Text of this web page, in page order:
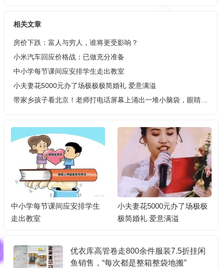
相关文章
房价下跌：富人与穷人，谁将更受影响？
小米汽车回应价格战：已做充分准备
中小学每节课间应安排学生走出教室
小夫妻花5000元办了场极极极简婚礼 爱意满溢
带家乡孩子看北京！老师打电话屏幕上涌出一堆小脑袋，眼睛登老圆
中小学每节课间应安排学生
走出教室
小夫妻花5000元办了场极极
极简婚礼 爱意满溢
优衣库高管卷走800余件服装7.5折挂闲
鱼销售，“每次都是整箱整袋地搬”